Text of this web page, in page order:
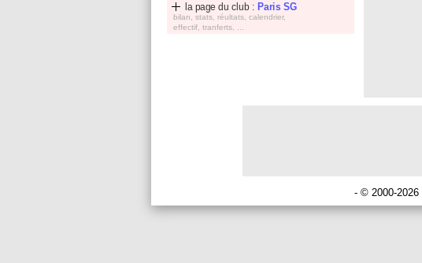
la page du club : Paris SG
bilan, stats, réultats, calendrier,
effectif, tranferts, ...
- © 2000-